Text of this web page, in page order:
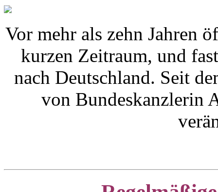
Vor mehr als zehn Jahren
kurzen Zeitraum, und
nach Deutschland. Seit
von Bundeskanzlerin